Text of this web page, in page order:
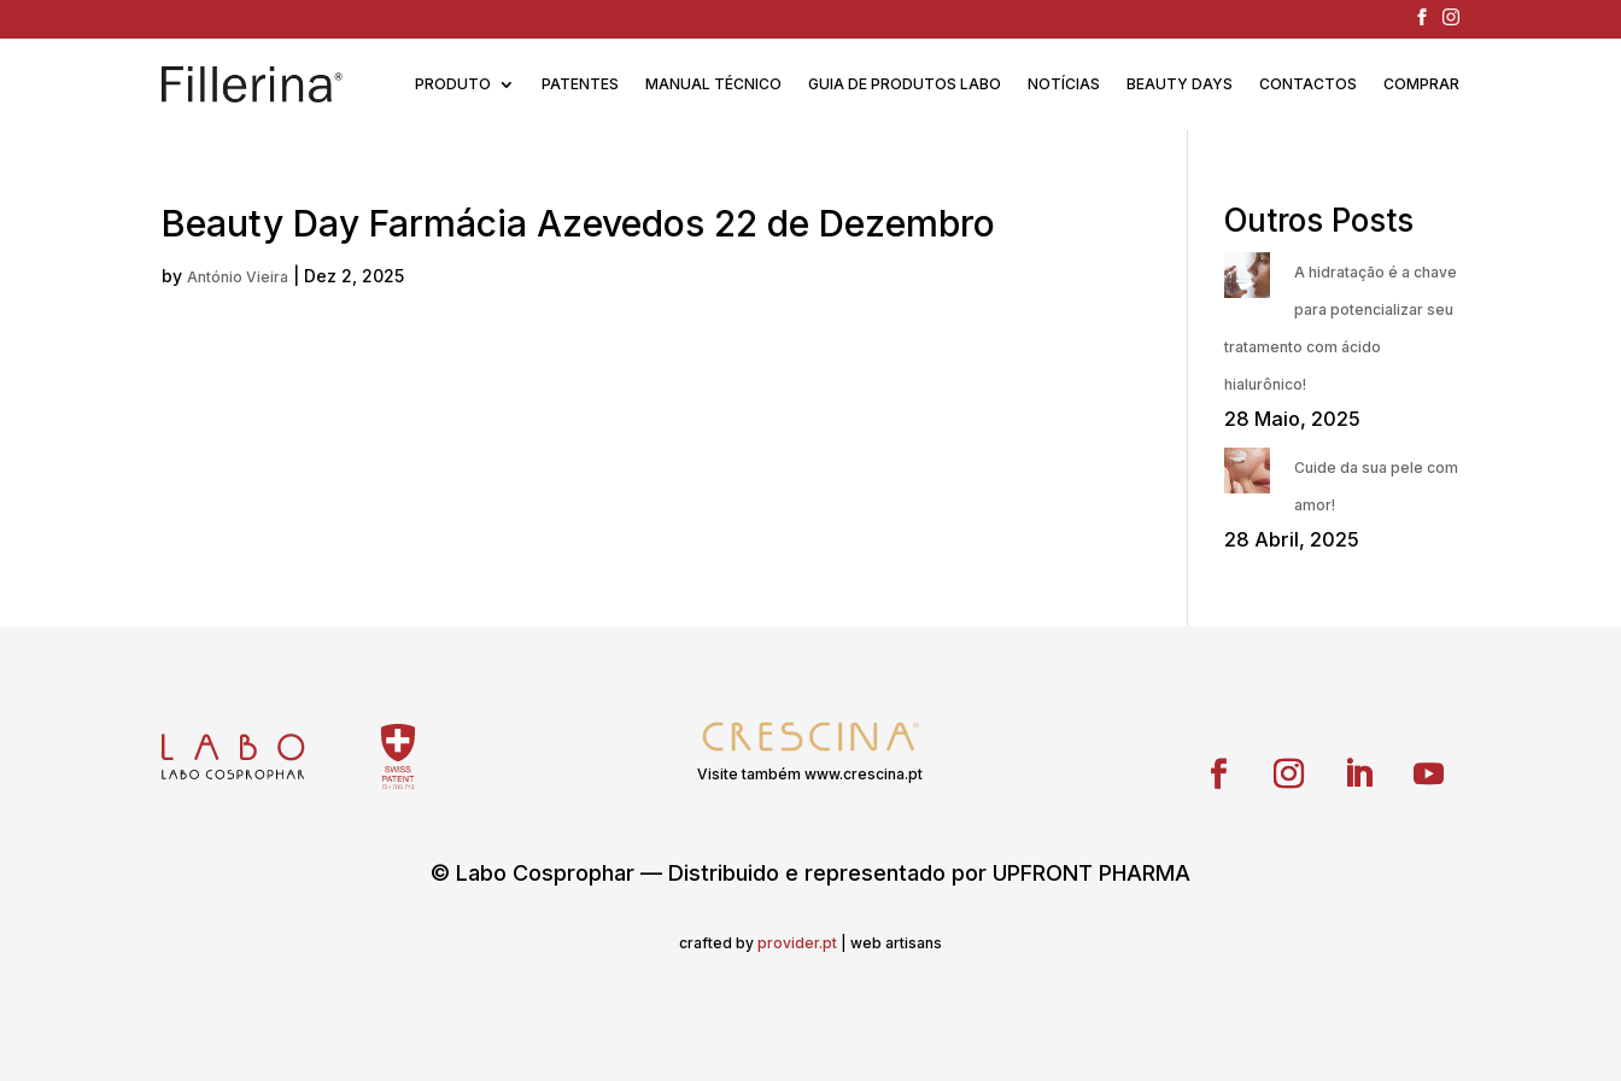
PRODUTO PATENTES MANUAL TÉCNICO GUIA DE PRODUTOS LABO NOTÍCIAS BEAUTY DAYS CONTACTOS COMPRAR
Beauty Day Farmácia Azevedos 22 de Dezembro
by António Vieira Dez 2, 2025
Outros Posts
A hidratação é a chave
para potencializar seu
tratamento com ácido
hialurônico!
28 Maio, 2025
Cuide da sua pele com
amor!
28 Abril, 2025
Visite também www.crescina.pt
© Labo Cosprophar — Distribuido e representado por UPFRONT PHARMA
crafted by provider.pt | web artisans